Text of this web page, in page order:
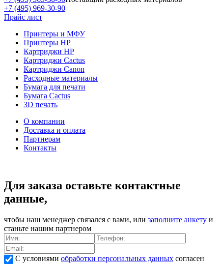
+7 (495) 969-30-90
Прайс лист
Принтеры и МФУ
Принтеры HP
Картриджи HP
Картриджи Cactus
Картриджи Canon
Расходные материалы
Бумага для печати
Бумага Cactus
3D печать
О компании
Доставка и оплата
Партнерам
Контакты
Для заказа оставьте контактные
данные,
чтобы наш менеджер связался с вами, или заполните анкету и
станьте нашим партнером
С условиями обработки персональных данных согласен